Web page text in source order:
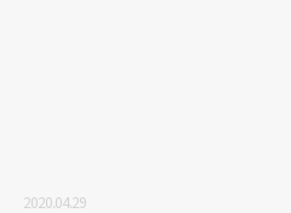
2020.04.29